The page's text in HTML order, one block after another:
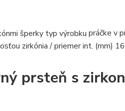
práčke v
prsteň s